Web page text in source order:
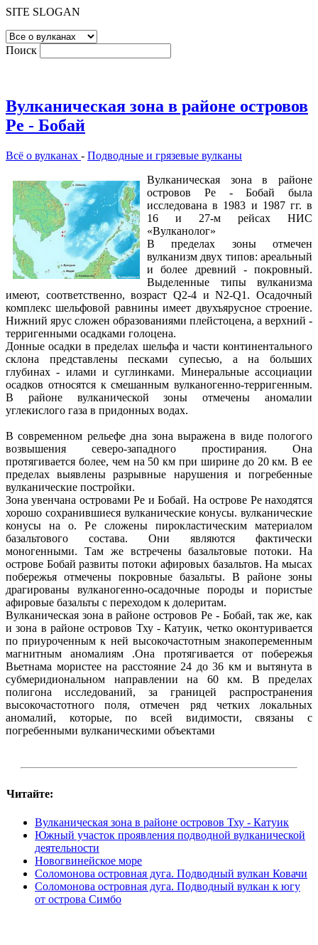
SITE SLOGAN
Поиск
Вулканическая зона в районе островов
Ре - Бобай
Всё о вулканах - Подводные и грязевые вулканы
Вулканическая зона в районе
островов Ре - Бобай была
исследована в 1983 и 1987 гг. в
16 и 27-м рейсах НИС
«Вулканолог»
В пределах зоны отмечен
вулканизм двух типов: ареальный
и более древний - покровный.
Выделенные типы вулканизма
имеют, соответственно, возраст Q2-4 и N2-Q1. Осадочный
комплекс шельфовой равнины имеет двухъярусное строение.
Нижний ярус сложен образованиями плейстоцена, а верхний -
терригенными осадками голоцена.
Донные осадки в пределах шельфа и части континентального
склона представлены песками супесью, а на больших
глубинах - илами и суглинками. Минеральные ассоциации
осадков относятся к смешанным вулканогенно-терригенным.
В районе вулканической зоны отмечены аномалии
углекислого газа в придонных водах.
В современном рельефе дна зона выражена в виде пологого
возвышения северо-западного простирания. Она
протягивается более, чем на 50 км при ширине до 20 км. В ее
пределах выявлены разрывные нарушения и погребенные
вулканические постройки.
Зона увенчана островами Ре и Бобай. На острове Ре находятся
хорошо сохранившиеся вулканические конусы. вулканические
конусы на о. Ре сложены пирокластическим материалом
базальтового состава. Они являются фактически
моногенными. Там же встречены базальтовые потоки. На
острове Бобай развиты потоки афировых базальтов. На мысах
побережья отмечены покровные базальты. В районе зоны
драгированы вулканогенно-осадочные породы и пористые
афировые базальты с переходом к долеритам.
Вулканическая зона в районе островов Ре - Бобай, так же, как
и зона в районе островов Тху - Катуик, четко оконтуривается
по приуроченным к ней высокочастотным знакопеременным
магнитным аномалиям .Она протягивается от побережья
Вьетнама мористее на расстояние 24 до 36 км и вытянута в
субмеридиональном направлении на 60 км. В пределах
полигона исследований, за границей распространения
высокочастотного поля, отмечен ряд четких локальных
аномалий, которые, по всей видимости, связаны с
погребенными вулканическими объектами
Читайте:
Вулканическая зона в районе островов Тху - Катуик
Южный участок проявления подводной вулканической
деятельности
Новогвинейское море
Соломонова островная дуга. Подводный вулкан Ковачи
Соломонова островная дуга. Подводный вулкан к югу
от острова Симбо